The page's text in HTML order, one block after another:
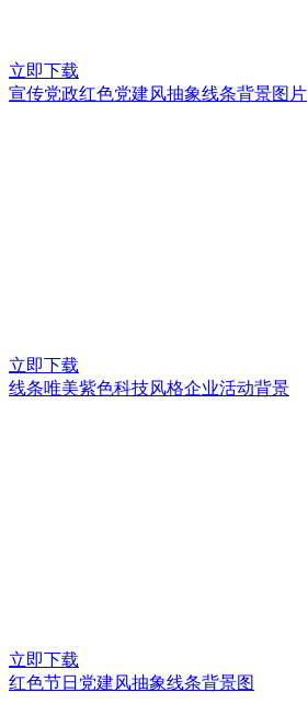
立即下载
宣传党政红色党建风抽象线条背景图片
立即下载
线条唯美紫色科技风格企业活动背景
立即下载
红色节日党建风抽象线条背景图